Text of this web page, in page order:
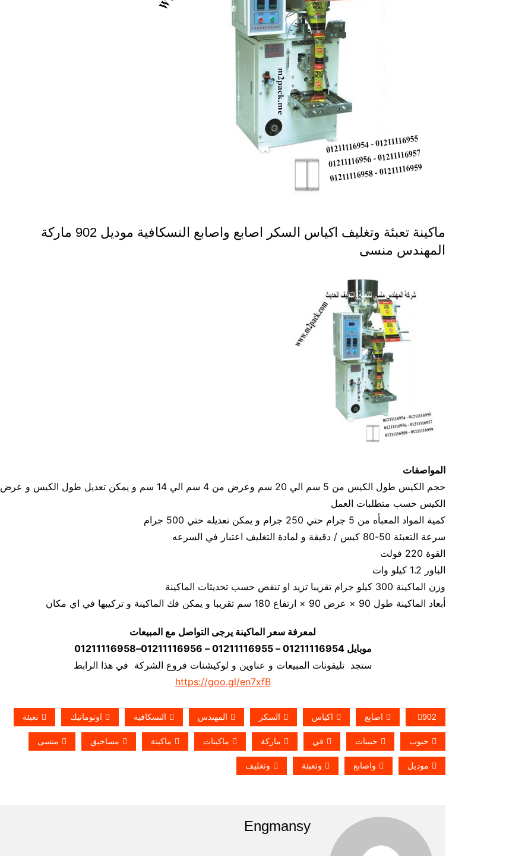
ماكينة تعبئة وتغليف اكياس السكر اصابع واصابع النسكافية موديل 902 ماركة
المهندس منسى
المواصفات
حجم الكيس طول الكيس من 5 سم الي 20 سم وعرض من 4 سم الي 14 سم و يمكن تعديل طول الكيس و عرض
الكيس حسب متطلبات العمل
كمية المواد المعبأه من 5 جرام حتي 250 جرام و يمكن تعديله حتي 500 جرام
سرعة التعبئة 50-80 كيس / دقيقة و لمادة التغليف اعتبار في السرعه
القوة 220 فولت
الباور 1.2 كيلو وات
وزن الماكينة 300 كيلو جرام تقريبا تزيد او تنقص حسب تحديثات الماكينة
أبعاد الماكينة طول 90 × عرض 90 × ارتفاع 180 سم تقريبا و يمكن فك الماكينة و تركيبها في اي مكان
لمعرفة سعر الماكينة يرجى التواصل مع المبيعات
موبايل 01211116954 – 01211116955 – 01211116956–01211116958
ستجد تليفونات المبيعات و عناوين و لوكيشنات فروع الشركة في هذا الرابط
https://goo.gl/en7xfB
902 اصابع اكياس السكر المهندس النسكافية اوتوماتيك تعبئة
حبوب حبيبات في ماركة ماكينات ماكينة مساحيق منسى
موديل واصابع وتعبئة وتغليف
Engmansy